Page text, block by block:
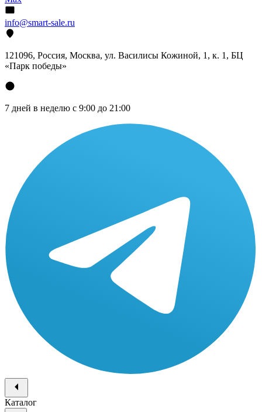
info@smart-sale.ru
121096, Россия, Москва, ул. Василисы Кожиной, 1, к. 1, БЦ
«Парк победы»
7 дней в неделю с 9:00 до 21:00
Каталог